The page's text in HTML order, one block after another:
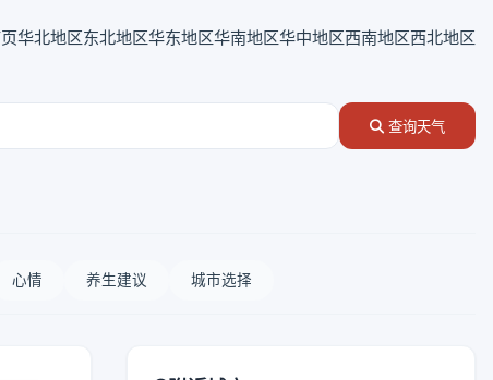
华北地区东北地区华东地区华南地区华中地区西南地区西北地区
查询天气
心情 养生建议 城市选择